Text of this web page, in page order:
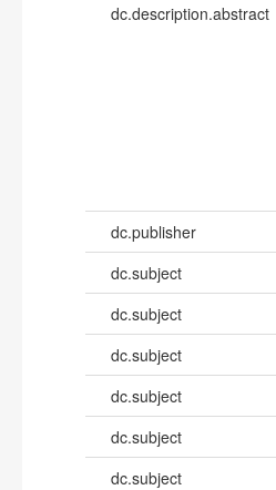
dc.description.abstract
dc.publisher
dc.subject
dc.subject
dc.subject
dc.subject
dc.subject
dc.subject